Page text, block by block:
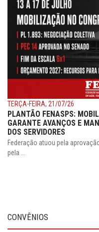
TERÇA-FEIRA, 21/07/26
PLANTÃO FENASPS:
GARANTE AVANÇOS E
DOS SERVIDORES
Federação atuou pela
pela ...
CONVÊNIOS